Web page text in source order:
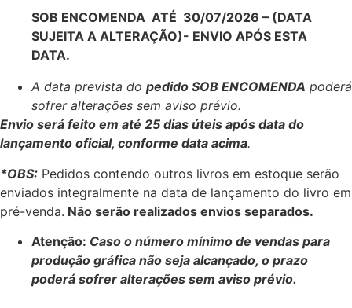
SOB ENCOMENDA ATÉ 30/07/2026 – (DATA
SUJEITA A ALTERAÇÃO)- ENVIO APÓS ESTA
DATA.
A data prevista do pedido SOB ENCOMENDA poderá
sofrer alterações sem aviso prévio.
Envio será feito em até 25 dias úteis após data do
lançamento oficial, conforme data acima.
*OBS: Pedidos contendo outros livros em estoque serão
enviados integralmente na data de lançamento do livro em
pré-venda. Não serão realizados envios separados.
Atenção: Caso o número mínimo de vendas para
produção gráfica não seja alcançado, o prazo
poderá sofrer alterações sem aviso prévio.